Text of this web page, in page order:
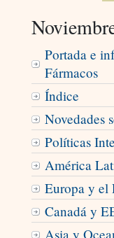
Portada e
Fármacos
Índice
Novedades
Políticas
América
Europa y el
Canadá y
Asia y